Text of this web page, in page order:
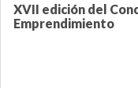
XVII edición del
Emprendimiento